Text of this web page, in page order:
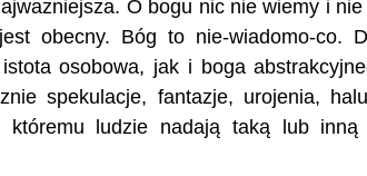
O bogu nic nie wiemy i
obecny. Bóg to nie-wiadomo-co.
osobowa, jak i boga
spekulacje, fantazje, urojenia,
któremu ludzie nadają taką lub